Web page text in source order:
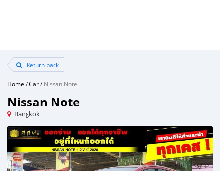
Return back
Home /Car/Nissan Note
Nissan Note
Bangkok